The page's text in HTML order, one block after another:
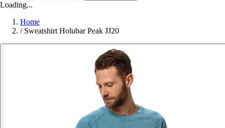
Loading...
Home
/ Sweatshirt Holubar Peak JJ20